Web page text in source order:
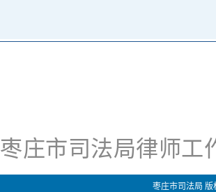
枣庄市司法局律师工
枣庄市司法局